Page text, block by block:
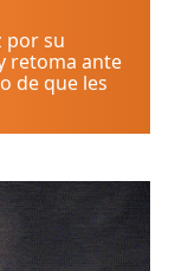
por su
retoma ante
de que les